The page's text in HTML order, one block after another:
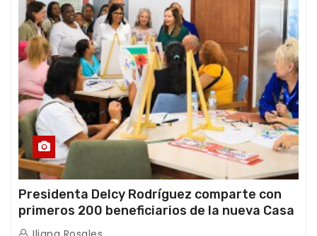
Presidenta Delcy Rodríguez comparte con
primeros 200 beneficiarios de la nueva Casa
de los Abuelos “La Primavera” en Caracas